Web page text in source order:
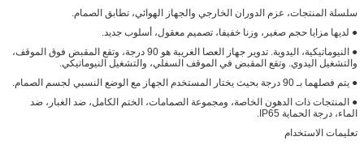
سلسلة المنتجات، عزم الدوران الخارجي والجهاز الهوائي، تطابق الصمام.
● لديها مزايا حجم صغير، وزنا خفيفا، تصميم معقول، أسلوب جديد.
● النيوماتيكية، اليدوية. تدوير جهاز العصا الغريبة هو 90 درجة، وتقع المقبض فوق الموقف،
والتشغيل اليدوي. وتقع المقبض في الموقف السفلي، والتشغيل النيوماتيكي.
● يتم فصلهما بـ 90 درجة بحيث يختار المستخدم الجهاز مع الوضع النسبي لجسم الصمام.
● المنتجات ذات الدهون الخاصة، ومجموعة الصمامات، الختم الكامل، ضد الغبار، ضد
الماء، درجة الحماية IP65.
تعليمات الاستخدام